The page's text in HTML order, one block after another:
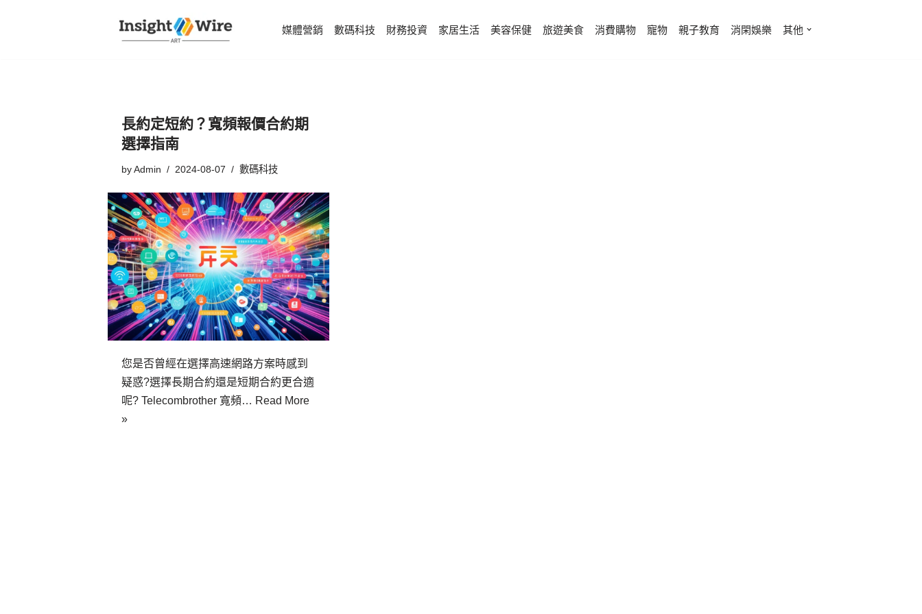
媒體營銷 數碼科技 財務投資 家居生活 美容保健 旅遊美食 消費購物 寵物 親子教育 消閑娛樂 其他
長約定短約？寬頻報價合約期
選擇指南
byAdmin 2024-08-07 數碼科技
您是否曾經在選擇高速網路方案時感到
疑惑?選擇長期合約還是短期合約更合適
呢? Telecombrother 寬頻… Read More
»